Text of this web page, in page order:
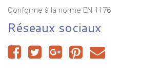
Conforme à la norme EN 1176
Réseaux sociaux